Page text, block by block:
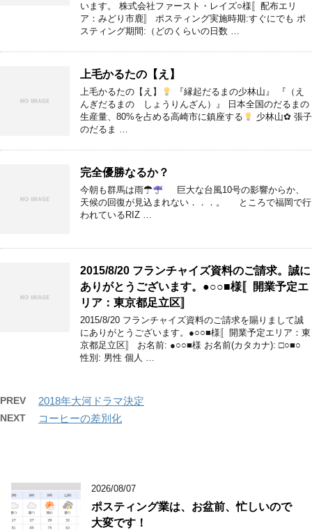
います。 株式会社ファースト・レイズ○様〚配布エリ
ア：みどり市鹿〛 ポスティング実施時期:すぐにでも ポ
スティング期間:（どのくらいの日数 …
上毛かるたの【え】
上毛かるたの【え】
『縁起だるまの少林山』 『（え
んぎだるまの しょうりんざん）』 日本全国のだるまの
生産量、80%を占める高崎市に鎮座する
少林山✿ 張子
のだるま …
完全優勝なるか？
今朝も群馬は雨☂
巨大な台風10号の影響からか、
天候の回復が見込まれない．．．。 ところで福岡で行
われているRIZ …
2015/8/20 フランチャイズ資料のご請求。誠に
ありがとうございます。●○○■様〚開業予定エ
リア：東京都足立区〛
2015/8/20 フランチャイズ資料のご請求を賜りまして誠
にありがとうございます。●○○■様〚開業予定エリア：東
京都足立区〛 お名前: ●○○■様 お名前(カタカナ): □○■○
性別: 男性 個人 …
PREV 2018年大河ドラマ決定
NEXT コーヒーの差別化
2026/08/07
ポスティング業は、お盆前、忙しいので
大変です！